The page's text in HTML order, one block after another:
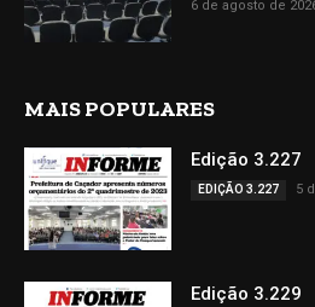
6 de agosto de
MAIS POPULARES
Edição 3.227
EDIÇÃO 3.227 5
Edição 3.229